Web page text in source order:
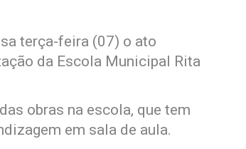
terça-feira (07) o ato
da Escola Municipal Rita
obras na escola, que tem
em sala de aula.